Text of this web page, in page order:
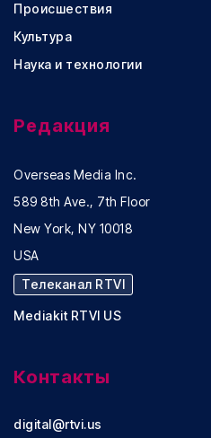
Происшествия
Культура
Наука и технологии
Редакция
Overseas Media Inc.
589 8th Ave., 7th Floor
New York, NY 10018
USA
Телеканал RTVI
Mediakit RTVI US
Контакты
digital@rtvi.us